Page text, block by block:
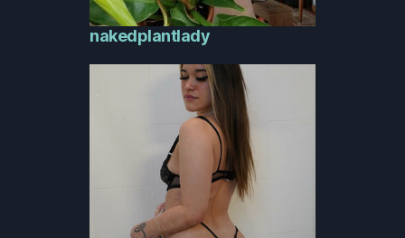
nakedplantlady